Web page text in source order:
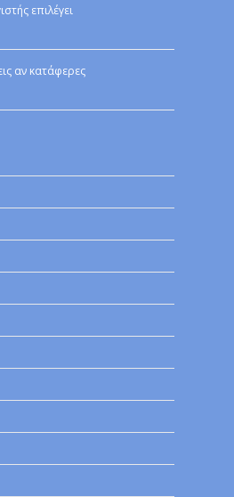
επιλέγει
αν κατάφερες